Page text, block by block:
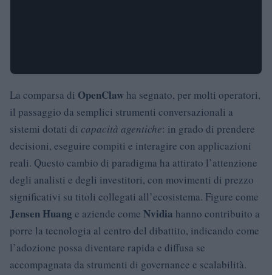
La comparsa di OpenClaw ha segnato, per molti operatori,
il passaggio da semplici strumenti conversazionali a
sistemi dotati di capacità agentiche: in grado di prendere
decisioni, eseguire compiti e interagire con applicazioni
reali. Questo cambio di paradigma ha attirato l’attenzione
degli analisti e degli investitori, con movimenti di prezzo
significativi su titoli collegati all’ecosistema. Figure come
Jensen Huang e aziende come Nvidia hanno contribuito a
porre la tecnologia al centro del dibattito, indicando come
l’adozione possa diventare rapida e diffusa se
accompagnata da strumenti di governance e scalabilità.